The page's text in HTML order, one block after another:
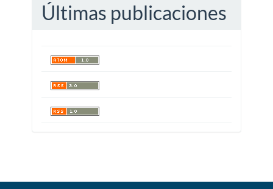
Últimas publicaciones